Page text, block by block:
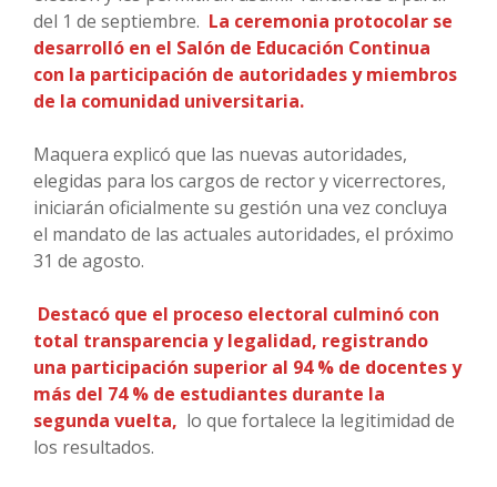
del 1 de septiembre. La ceremonia protocolar se
desarrolló en el Salón de Educación Continua
con la participación de autoridades y miembros
de la comunidad universitaria.
Maquera explicó que las nuevas autoridades,
elegidas para los cargos de rector y vicerrectores,
iniciarán oficialmente su gestión una vez concluya
el mandato de las actuales autoridades, el próximo
31 de agosto.
Destacó que el proceso electoral culminó con
total transparencia y legalidad, registrando
una participación superior al 94 % de docentes y
más del 74 % de estudiantes durante la
segunda vuelta, lo que fortalece la legitimidad de
los resultados.